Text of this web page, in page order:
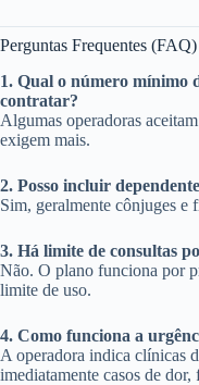
Perguntas Frequentes (FAQ)
1. Qual o número mínimo
contratar?
Algumas operadoras
exigem mais.
2. Posso incluir
Sim, geralmente cônjuges e
3. Há limite de consultas
Não. O plano funciona por
limite de uso.
4. Como funciona a
A operadora indica clínicas
imediatamente casos de dor,